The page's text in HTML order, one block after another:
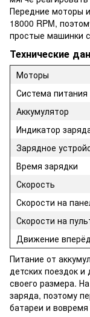
Передние моторы
18000 RPM,
простые машинки
Технические
Моторы
Система питания
Аккумулятор
Индикатор
Зарядное
Время зарядки
Скорость
Скорости на
Скорости на
Движение
Питание от
детских поездок
своего размера.
заряда, поэтому
батареи и